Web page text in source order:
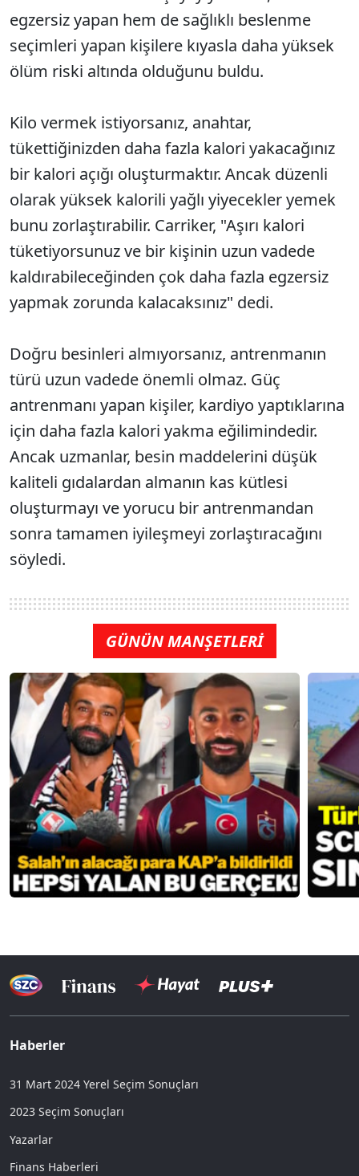
egzersiz yapan hem de sağlıklı beslenme
seçimleri yapan kişilere kıyasla daha yüksek
ölüm riski altında olduğunu buldu.
Kilo vermek istiyorsanız, anahtar,
tükettiğinizden daha fazla kalori yakacağınız
bir kalori açığı oluşturmaktır. Ancak düzenli
olarak yüksek kalorili yağlı yiyecekler yemek
bunu zorlaştırabilir. Carriker, "Aşırı kalori
tüketiyorsunuz ve bir kişinin uzun vadede
kaldırabileceğinden çok daha fazla egzersiz
yapmak zorunda kalacaksınız" dedi.
Doğru besinleri almıyorsanız, antrenmanın
türü uzun vadede önemli olmaz. Güç
antrenmanı yapan kişiler, kardiyo yaptıklarına
için daha fazla kalori yakma eğilimindedir.
Ancak uzmanlar, besin maddelerini düşük
kaliteli gıdalardan almanın kas kütlesi
oluşturmayı ve yorucu bir antrenmandan
sonra tamamen iyileşmeyi zorlaştıracağını
söyledi.
GÜNÜN MANŞETLERİ
Haberler
31 Mart 2024 Yerel Seçim Sonuçları
2023 Seçim Sonuçları
Yazarlar
Finans Haberleri